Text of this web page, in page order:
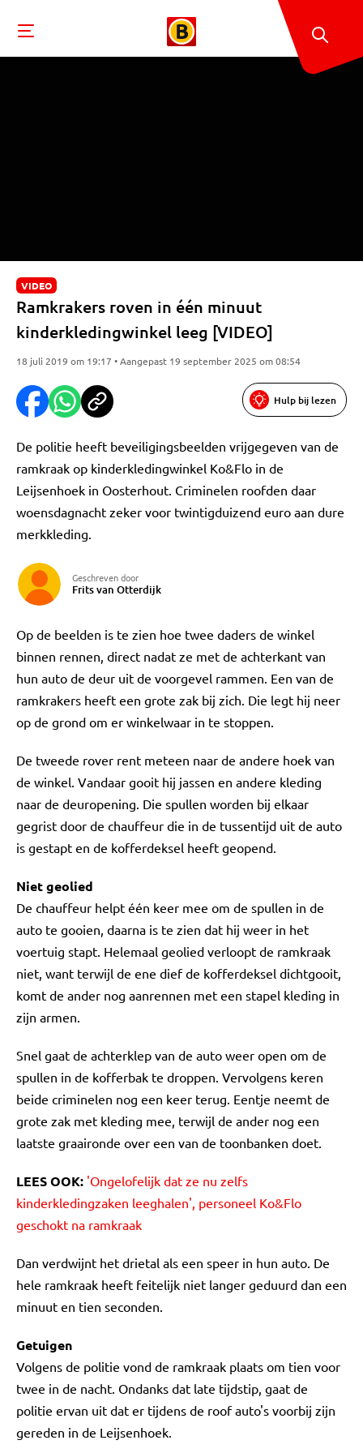
VIDEO
Ramkrakers roven in één minuut
kinderkledingwinkel leeg [VIDEO]
18 juli 2019 om 19:17 • Aangepast 19 september 2025 om 08:54
Hulp bij lezen
De politie heeft beveiligingsbeelden vrijgegeven van de
ramkraak op kinderkledingwinkel Ko&Flo in de
Leijsenhoek in Oosterhout. Criminelen roofden daar
woensdagnacht zeker voor twintigduizend euro aan dure
merkkleding.
Geschreven door
Frits van Otterdijk
Op de beelden is te zien hoe twee daders de winkel
binnen rennen, direct nadat ze met de achterkant van
hun auto de deur uit de voorgevel rammen. Een van de
ramkrakers heeft een grote zak bij zich. Die legt hij neer
op de grond om er winkelwaar in te stoppen.
De tweede rover rent meteen naar de andere hoek van
de winkel. Vandaar gooit hij jassen en andere kleding
naar de deuropening. Die spullen worden bij elkaar
gegrist door de chauffeur die in de tussentijd uit de auto
is gestapt en de kofferdeksel heeft geopend.
Niet geolied
De chauffeur helpt één keer mee om de spullen in de
auto te gooien, daarna is te zien dat hij weer in het
voertuig stapt. Helemaal geolied verloopt de ramkraak
niet, want terwijl de ene dief de kofferdeksel dichtgooit,
komt de ander nog aanrennen met een stapel kleding in
zijn armen.
Snel gaat de achterklep van de auto weer open om de
spullen in de kofferbak te droppen. Vervolgens keren
beide criminelen nog een keer terug. Eentje neemt de
grote zak met kleding mee, terwijl de ander nog een
laatste graaironde over een van de toonbanken doet.
LEES OOK: 'Ongelofelijk dat ze nu zelfs
kinderkledingzaken leeghalen', personeel Ko&Flo
geschokt na ramkraak
Dan verdwijnt het drietal als een speer in hun auto. De
hele ramkraak heeft feitelijk niet langer geduurd dan een
minuut en tien seconden.
Getuigen
Volgens de politie vond de ramkraak plaats om tien voor
twee in de nacht. Ondanks dat late tijdstip, gaat de
politie ervan uit dat er tijdens de roof auto's voorbij zijn
gereden in de Leijsenhoek.